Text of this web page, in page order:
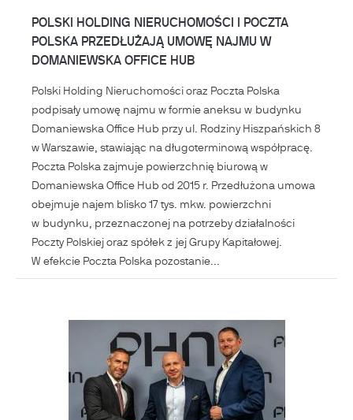
POLSKI HOLDING NIERUCHOMOŚCI I POCZTA
POLSKA PRZEDŁUŻAJĄ UMOWĘ NAJMU W
DOMANIEWSKA OFFICE HUB
Polski Holding Nieruchomości oraz Poczta Polska
podpisały umowę najmu w formie aneksu w budynku
Domaniewska Office Hub przy ul. Rodziny Hiszpańskich 8
w Warszawie, stawiając na długoterminową współpracę.
Poczta Polska zajmuje powierzchnię biurową w
Domaniewska Office Hub od 2015 r. Przedłużona umowa
obejmuje najem blisko 17 tys. mkw. powierzchni
w budynku, przeznaczonej na potrzeby działalności
Poczty Polskiej oraz spółek z jej Grupy Kapitałowej.
W efekcie Poczta Polska pozostanie...